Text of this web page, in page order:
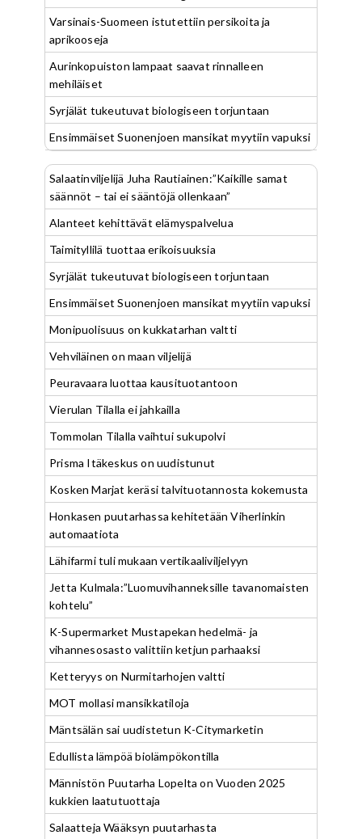
Varsinais-Suomeen istutettiin persikoita ja
aprikooseja
Aurinkopuiston lampaat saavat rinnalleen
mehiläiset
Syrjälät tukeutuvat biologiseen torjuntaan
Ensimmäiset Suonenjoen mansikat myytiin vapuksi
Salaatinviljelijä Juha Rautiainen:”Kaikille samat
säännöt – tai ei sääntöjä ollenkaan”
Alanteet kehittävät elämyspalvelua
Taimityllilä tuottaa erikoisuuksia
Syrjälät tukeutuvat biologiseen torjuntaan
Ensimmäiset Suonenjoen mansikat myytiin vapuksi
Monipuolisuus on kukkatarhan valtti
Vehviläinen on maan viljelijä
Peuravaara luottaa kausituotantoon
Vierulan Tilalla ei jahkailla
Tommolan Tilalla vaihtui sukupolvi
Prisma Itäkeskus on uudistunut
Kosken Marjat keräsi talvituotannosta kokemusta
Honkasen puutarhassa kehitetään Viherlinkin
automaatiota
Lähifarmi tuli mukaan vertikaaliviljelyyn
Jetta Kulmala:”Luomuvihanneksille tavanomaisten
kohtelu”
K-Supermarket Mustapekan hedelmä- ja
vihannesosasto valittiin ketjun parhaaksi
Ketteryys on Nurmitarhojen valtti
MOT mollasi mansikkatiloja
Mäntsälän sai uudistetun K-Citymarketin
Edullista lämpöä biolämpökontilla
Männistön Puutarha Lopelta on Vuoden 2025
kukkien laatutuottaja
Salaatteja Wääksyn puutarhasta